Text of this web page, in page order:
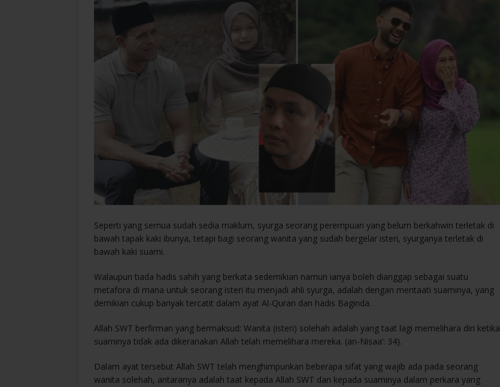
Seperti yang semua sudah sedia maklum, syurga seorang perempuan yang belum berkahwin terletak di
bawah tapak kaki ibunya, tetapi bagi seorang wanita yang sudah bergelar isteri, syurganya terletak di
bawah kaki suami.
Walaupun tiada hadis sahih yang berkata sedemikian namun ianya boleh dianggap sebagai suatu
metafora di mana untuk seorang isteri itu menjadi ahli syurga, adalah dengan mentaati suaminya, yang
demikian cukup banyak tercatit dalam ayat Al-Quran dan hadis Baginda.
Allah SWT berfirman yang bermaksud: Wanita (isteri) solehah adalah yang taat lagi memelihara diri ketika
suaminya tidak ada dikeranakan Allah telah memelihara mereka. (an-Nisaa’: 34).
Dalam ayat tersebut Allah SWT telah menghimpunkan beberapa sifat yang wajib ada pada seorang
wanita solehah, antaranya adalah taat kepada Allah SWT dan kepada suaminya dalam perkara yang